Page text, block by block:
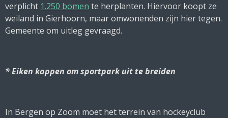
verplicht 1.250 bomen te herplanten. Hiervoor koopt ze
weiland in Gierhoorn, maar omwonenden zijn hier tegen.
Gemeente om uitleg gevraagd.
* Eiken kappen om sportpark uit te breiden
In Bergen op Zoom moet het terrein van hockeyclub